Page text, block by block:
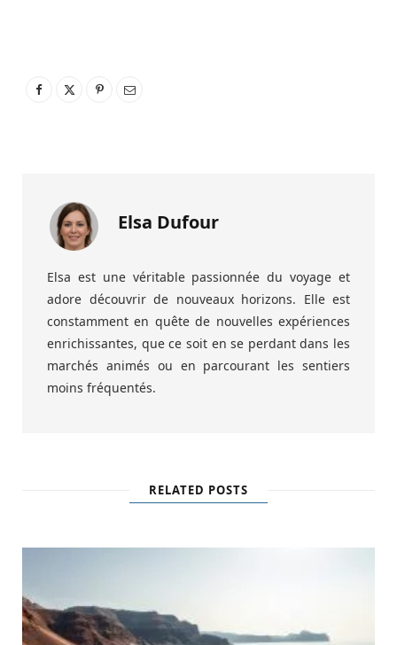
Elsa Dufour
Elsa est une véritable passionnée du voyage et
adore découvrir de nouveaux horizons. Elle est
constamment en quête de nouvelles expériences
enrichissantes, que ce soit en se perdant dans les
marchés animés ou en parcourant les sentiers
moins fréquentés.
RELATED POSTS